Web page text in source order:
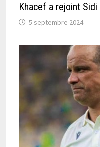
Khacef a rejoint Sidi
5 septembre 2024